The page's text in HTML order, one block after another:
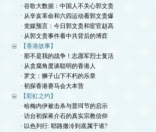
· 谷歌大数据：中国人不关心郭文贵
· 从辛亥革命和六四运动看郭文贵爆
· 党媒预言：今日郭文贵和宦官赵高
· 从郭文贵事件看中共背后的博弈
【香港故事】
· 那不是我的战争！志愿军烈士复活
· 从贪腐角度谈聪明的香港人
· 罗文：狮子山下不朽的乐章
· 初探香港赛马会大本营
【彩虹之约】
· 哈梅内伊被击杀与普珥节的启示
· 访台初探蒋介石的真实宗教信仰
· 以色列行: 耶路撒冷到底属于谁?